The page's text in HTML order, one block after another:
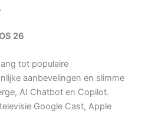
26
tot populaire
aanbevelingen en slimme
AI Chatbot en Copilot.
Google Cast, Apple